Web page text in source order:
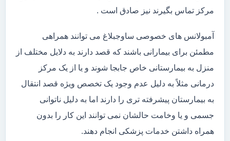
مرکز تماس بگیرند نیز صادق است .
آمبولانس های خصوصی ساوجبلاغ می توانند همراهی
مطمئن برای بیمارانی باشند که قصد دارند به دلایل مختلف از
منزل به بیمارستانی خاص جابجا شوند و یا از یک مرکز
درمانی مثلاً به دلیل عدم وجود یک تخصص ویژه قصد انتقال
به بیمارستان پیشرفته تری را دارند اما به دلیل ناتوانی
جسمی و یا وخامت حالشان نمی توانند این کار را بدون
همراه داشتن خدمات پزشکی انجام دهند.